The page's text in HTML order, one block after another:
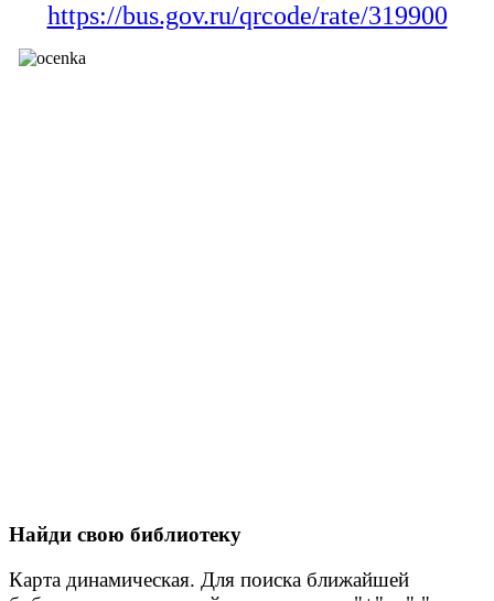
https://bus.gov.ru/qrcode/rate/319900
Найди свою библиотеку
Карта динамическая. Для поиска ближайшей